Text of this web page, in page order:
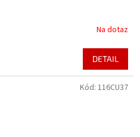
Na dotaz
DETAIL
Kód: 116CU37